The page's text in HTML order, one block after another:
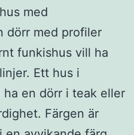
med
dörr med profiler
funkishus vill ha
Ett hus i
en dörr i teak eller
Färgen är